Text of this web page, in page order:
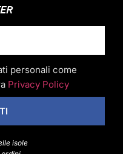
personali come
Privacy Policy
isole